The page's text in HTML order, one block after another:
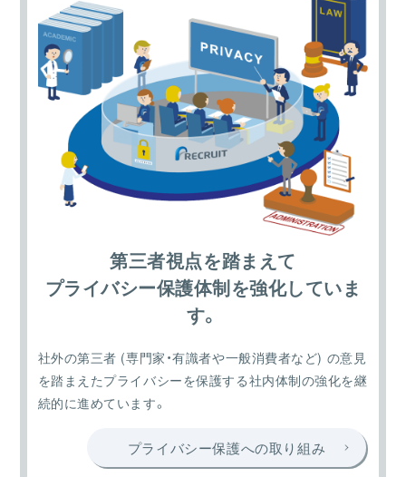
第三者視点を踏まえて
プライバシー保護体制を強化していま
す。
社外の第三者 (専門家・有識者や一般消費者など) の意見
を踏まえたプライバシーを保護する社内体制の強化を継
続的に進めています。
プライバシー保護への取り組み